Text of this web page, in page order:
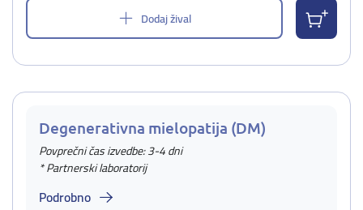
Dodaj žival
Degenerativna mielopatija (DM)
Povprečni čas izvedbe: 3-4 dni
* Partnerski laboratorij
Podrobno